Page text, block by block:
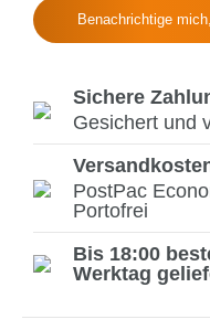
Benachrichtige
Sichere
Gesichert und
PostPac
Portofrei
Bis 18:00
Werktag